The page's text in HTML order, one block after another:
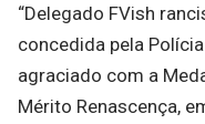
“Delegado FVish
concedida pela
agraciado com a
Mérito Renascença,